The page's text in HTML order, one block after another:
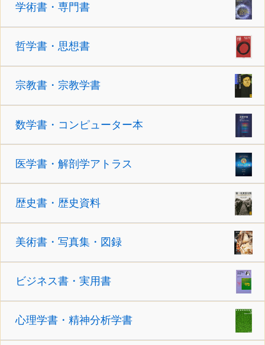
学術書・専門書
哲学書・思想書
宗教書・宗教学書
数学書・コンピューター本
医学書・解剖学アトラス
歴史書・歴史資料
美術書・写真集・図録
ビジネス書・実用書
心理学書・精神分析学書